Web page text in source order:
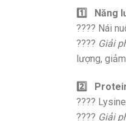
1️
Năng
???? Nái
???? Giải
lượng,
2️
????
???? Giải